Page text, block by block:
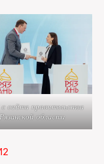
сайта правительства
Рязанской области